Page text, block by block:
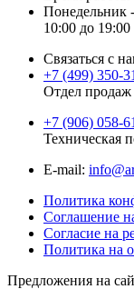
Понедельник
10:00 до 19:00
Связаться с
+7 (499) 350-
Отдел продаж
+7 (906) 058-
Техническая
Е-mail:
Политика
Соглашение
Согласие на
Политика на
Предложения на